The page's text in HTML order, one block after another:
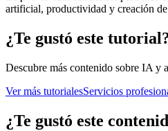
artificial, productividad y creación
¿Te gustó este
Descubre más contenido sobre IA y
Ver más tutorialesServicios
¿Te gustó este